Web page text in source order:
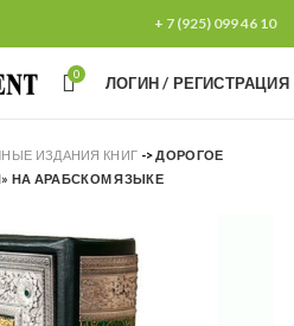
+ 7 (925) 099 46 10
0 ЛОГИН / РЕГИСТРАЦИЯ
ИЗДАНИЯ КНИГ ->ДОРОГОЕ
НА АРАБСКОМ ЯЗЫКЕ